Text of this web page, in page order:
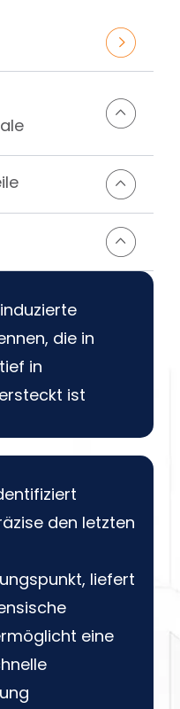
die in
in
ist
den letzten
liefert
eine